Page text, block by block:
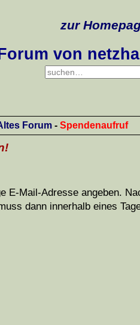
zur
von
Forum - Spendenaufruf
E-Mail-Adresse angeben.
dann innerhalb eines